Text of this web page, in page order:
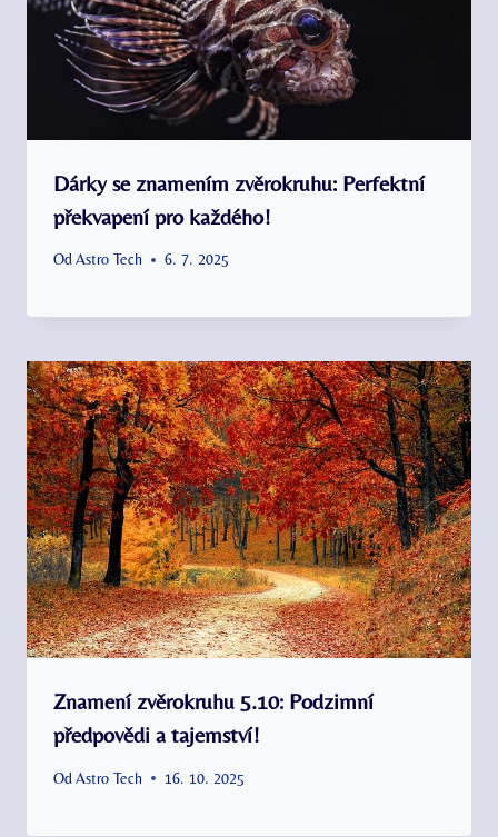
Dárky se znamením zvěrokruhu: Perfektní
překvapení pro každého!
OdAstro Tech 6. 7. 2025
Znamení zvěrokruhu 5.10: Podzimní
předpovědi a tajemství!
Od Astro Tech 16. 10. 2025